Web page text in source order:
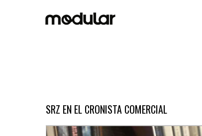
SRZ EN EL CRONISTA COMERCIAL